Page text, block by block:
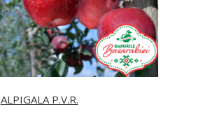
ALPIGALA P.V.R.